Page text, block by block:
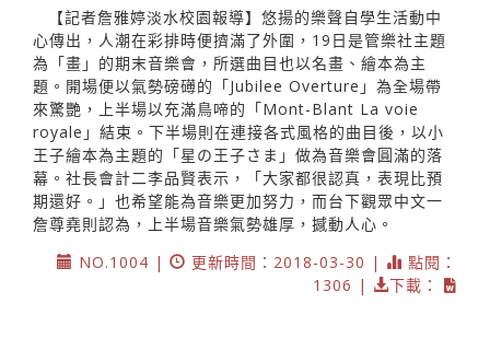
【記者詹雅婷淡水校園報導】悠揚的樂聲自學生活動中
心傳出，人潮在彩排時便擠滿了外圍，19日是管樂社主題
為「畫」的期末音樂會，所選曲目也以名畫、繪本為主
題。開場便以氣勢磅礡的「Jubilee Overture」為全場帶
來驚艷，上半場以充滿鳥啼的「Mont-Blant La voie
royale」結束。下半場則在連接各式風格的曲目後，以小
王子繪本為主題的「星の王子さま」做為音樂會圓滿的落
幕。社長會計二李品賢表示，「大家都很認真，表現比預
期還好。」也希望能為音樂更加努力，而台下觀眾中文一
詹尊堯則認為，上半場音樂氣勢雄厚，撼動人心。
NO.1004 |
更新時間：2018-03-30 |
點閱：
1306 |
下載：